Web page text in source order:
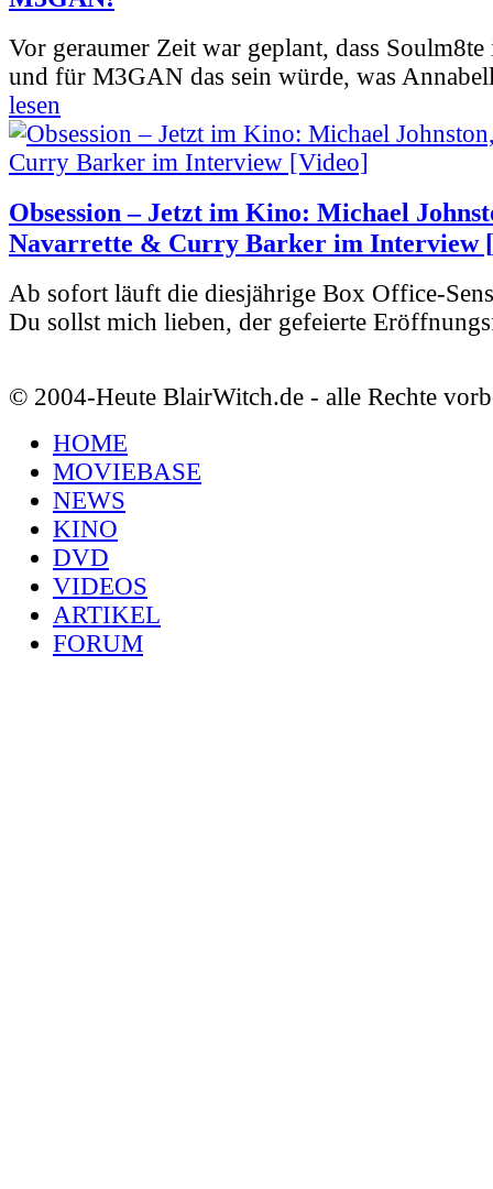
Vor geraumer Zeit war geplant, dass
und für M3GAN das sein würde, was
lesen
Obsession – Jetzt im Kino: Michael
Navarrette & Curry Barker im Interview
Ab sofort läuft die diesjährige Box Office-
Du sollst mich lieben, der gefeierte
© 2004-Heute BlairWitch.de - alle Rechte
HOME
MOVIEBASE
NEWS
KINO
DVD
VIDEOS
ARTIKEL
FORUM